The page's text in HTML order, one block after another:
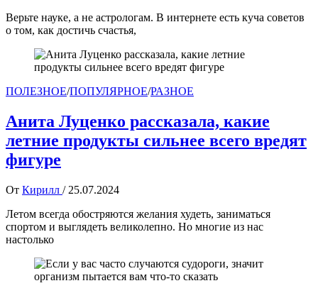
Верьте науке, а не астрологам. В интернете есть куча советов
о том, как достичь счастья,
ПОЛЕЗНОЕ/ПОПУЛЯРНОЕ/РАЗНОЕ
Анита Луценко рассказала, какие
летние продукты сильнее всего вредят
фигуре
От Кирилл / 25.07.2024
Летом всегда обостряются желания худеть, заниматься
спортом и выглядеть великолепно. Но многие из нас
настолько